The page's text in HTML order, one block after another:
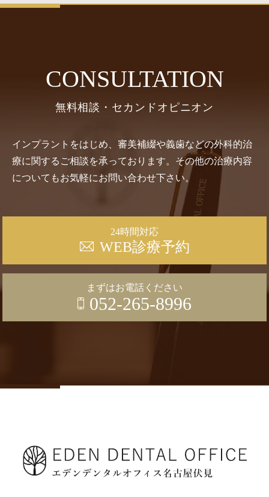
CONSULTATION
無料相談・セカンドオピニオン
インプラントをはじめ、審美補綴や義歯などの外科的治
療に関するご相談を承っております。その他の治療内容
についてもお気軽にお問い合わせ下さい。
24時間対応
WEB診療予約
まずはお電話ください
052-265-8996